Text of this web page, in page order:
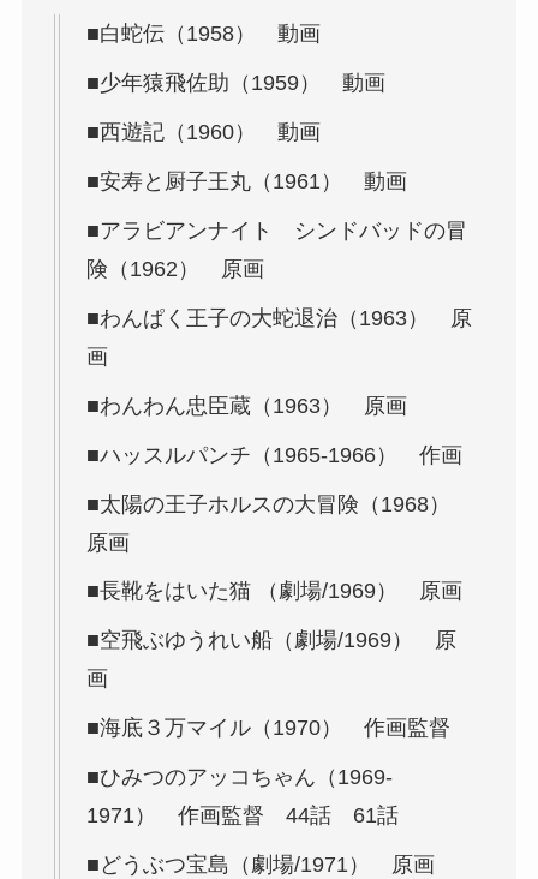
■白蛇伝（1958） 動画
■少年猿飛佐助（1959） 動画
■西遊記（1960） 動画
■安寿と厨子王丸（1961） 動画
■アラビアンナイト シンドバッドの冒
険（1962） 原画
■わんぱく王子の大蛇退治（1963） 原
画
■わんわん忠臣蔵（1963） 原画
■ハッスルパンチ（1965-1966） 作画
■太陽の王子ホルスの大冒険（1968）
原画
■長靴をはいた猫 （劇場/1969） 原画
■空飛ぶゆうれい船（劇場/1969） 原
画
■海底３万マイル（1970） 作画監督
■ひみつのアッコちゃん（1969-
1971） 作画監督 44話 61話
■どうぶつ宝島（劇場/1971） 原画